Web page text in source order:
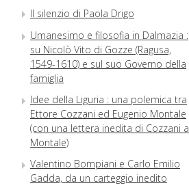
Il silenzio di Paola Drigo
Umanesimo e filosofia in Dalmazia :
su Nicolò Vito di Gozze (Ragusa,
1549-1610) e sul suo Governo della
famiglia
Idee della Liguria : una polemica tra
Ettore Cozzani ed Eugenio Montale
(con una lettera inedita di Cozzani a
Montale)
Valentino Bompiani e Carlo Emilio
Gadda, da un carteggio inedito